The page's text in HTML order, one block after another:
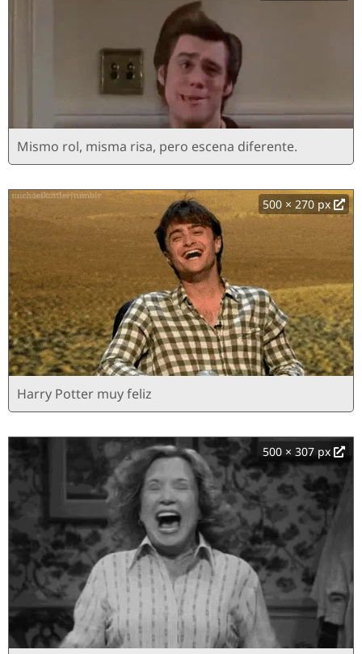
Mismo rol, misma risa, pero escena diferente.
500 × 270 px
Harry Potter muy feliz
500 × 307 px